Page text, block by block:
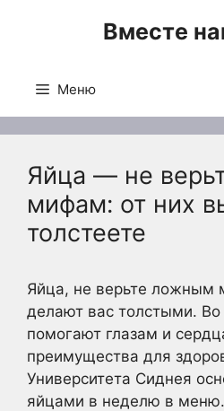
Вместе
Меню
Яйца — не
мифам: от них
толстеете
Яйца, не верьте ложным
делают вас толстыми. Во
помогают глазам и
преимущества для
Университета Сиднея
яйцами в неделю в